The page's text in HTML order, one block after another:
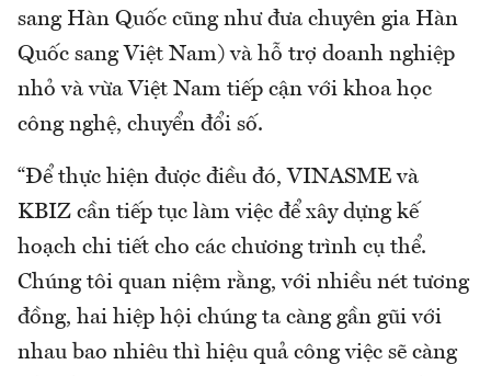
sang Hàn Quốc cũng như đưa chuyên gia Hàn
Quốc sang Việt Nam) và hỗ trợ doanh nghiệp
nhỏ và vừa Việt Nam tiếp cận với khoa học
công nghệ, chuyển đổi số.
“Để thực hiện được điều đó, VINASME và
KBIZ cần tiếp tục làm việc để xây dựng kế
hoạch chi tiết cho các chương trình cụ thể.
Chúng tôi quan niệm rằng, với nhiều nét tương
đồng, hai hiệp hội chúng ta càng gần gũi với
nhau bao nhiêu thì hiệu quả công việc sẽ càng